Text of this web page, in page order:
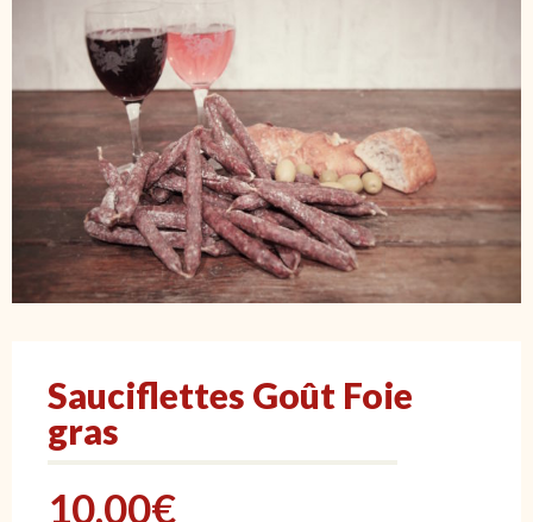
Sauciflettes Goût Foie
gras
10,00€